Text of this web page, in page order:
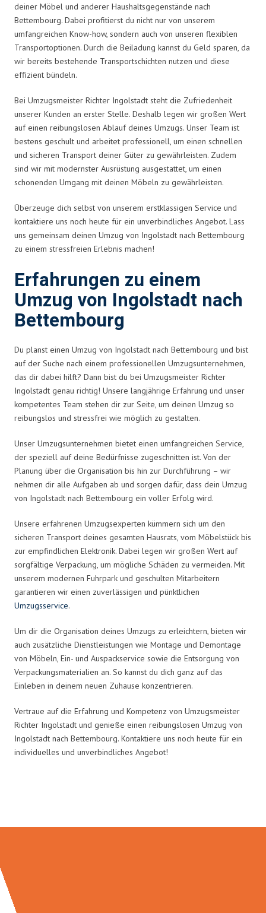
deiner Möbel und anderer Haushaltsgegenstände nach
Bettembourg. Dabei profitierst du nicht nur von unserem
umfangreichen Know-how, sondern auch von unseren flexiblen
Transportoptionen. Durch die Beiladung kannst du Geld sparen, da
wir bereits bestehende Transportschichten nutzen und diese
effizient bündeln.
Bei Umzugsmeister Richter Ingolstadt steht die Zufriedenheit
unserer Kunden an erster Stelle. Deshalb legen wir großen Wert
auf einen reibungslosen Ablauf deines Umzugs. Unser Team ist
bestens geschult und arbeitet professionell, um einen schnellen
und sicheren Transport deiner Güter zu gewährleisten. Zudem
sind wir mit modernster Ausrüstung ausgestattet, um einen
schonenden Umgang mit deinen Möbeln zu gewährleisten.
Überzeuge dich selbst von unserem erstklassigen Service und
kontaktiere uns noch heute für ein unverbindliches Angebot. Lass
uns gemeinsam deinen Umzug von Ingolstadt nach Bettembourg
zu einem stressfreien Erlebnis machen!
Erfahrungen zu einem
Umzug von Ingolstadt nach
Bettembourg
Du planst einen Umzug von Ingolstadt nach Bettembourg und bist
auf der Suche nach einem professionellen Umzugsunternehmen,
das dir dabei hilft? Dann bist du bei Umzugsmeister Richter
Ingolstadt genau richtig! Unsere langjährige Erfahrung und unser
kompetentes Team stehen dir zur Seite, um deinen Umzug so
reibungslos und stressfrei wie möglich zu gestalten.
Unser Umzugsunternehmen bietet einen umfangreichen Service,
der speziell auf deine Bedürfnisse zugeschnitten ist. Von der
Planung über die Organisation bis hin zur Durchführung – wir
nehmen dir alle Aufgaben ab und sorgen dafür, dass dein Umzug
von Ingolstadt nach Bettembourg ein voller Erfolg wird.
Unsere erfahrenen Umzugsexperten kümmern sich um den
sicheren Transport deines gesamten Hausrats, vom Möbelstück bis
zur empfindlichen Elektronik. Dabei legen wir großen Wert auf
sorgfältige Verpackung, um mögliche Schäden zu vermeiden. Mit
unserem modernen Fuhrpark und geschulten Mitarbeitern
garantieren wir einen zuverlässigen und pünktlichen
Umzugsservice.
Um dir die Organisation deines Umzugs zu erleichtern, bieten wir
auch zusätzliche Dienstleistungen wie Montage und Demontage
von Möbeln, Ein- und Auspackservice sowie die Entsorgung von
Verpackungsmaterialien an. So kannst du dich ganz auf das
Einleben in deinem neuen Zuhause konzentrieren.
Vertraue auf die Erfahrung und Kompetenz von Umzugsmeister
Richter Ingolstadt und genieße einen reibungslosen Umzug von
Ingolstadt nach Bettembourg. Kontaktiere uns noch heute für ein
individuelles und unverbindliches Angebot!